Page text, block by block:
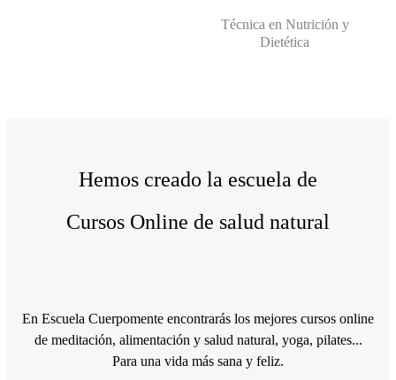
Técnica en Nutrición y
Dietética
Hemos creado la escuela de
Cursos Online de salud natural
En Escuela Cuerpomente encontrarás los mejores cursos online
de meditación, alimentación y salud natural, yoga, pilates...
Para una vida más sana y feliz.